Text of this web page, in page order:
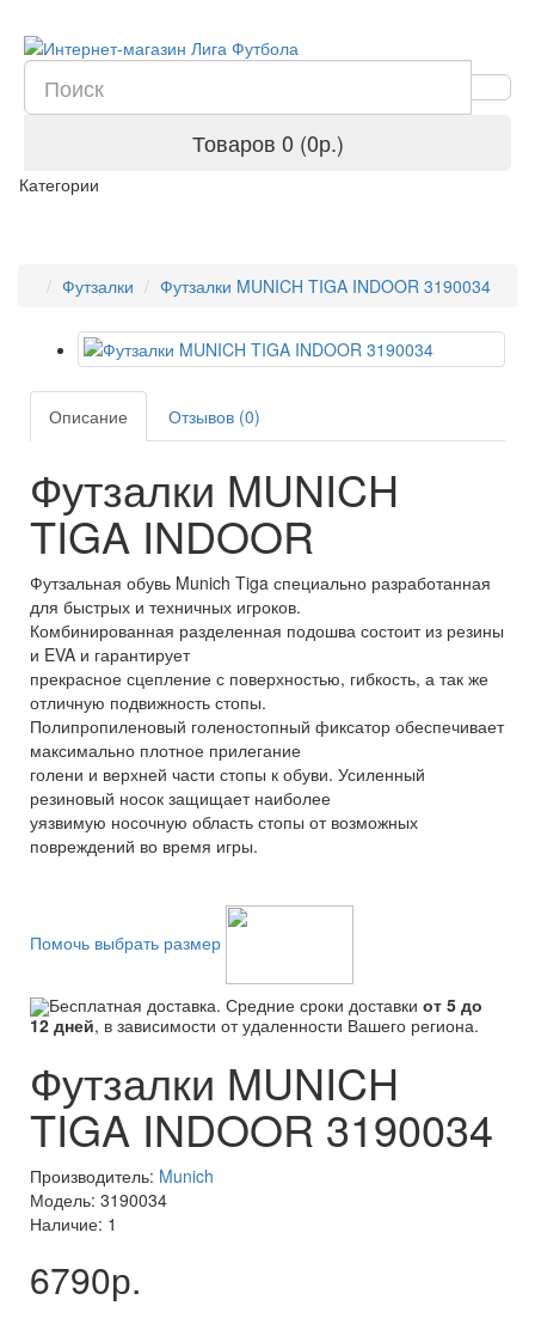
Товаров 0 (0р.)
Категории
Футзалки Футзалки MUNICH TIGA INDOOR 3190034
Описание Отзывов (0)
Футзалки MUNICH
TIGA INDOOR
Футзальная обувь Munich Tiga специально разработанная
для быстрых и техничных игроков.
Комбинированная разделенная подошва состоит из резины
и EVA и гарантирует
прекрасное сцепление с поверхностью, гибкость, а так же
отличную подвижность стопы.
Полипропиленовый голеностопный фиксатор обеспечивает
максимально плотное прилегание
голени и верхней части стопы к обуви. Усиленный
резиновый носок защищает наиболее
уязвимую носочную область стопы от возможных
повреждений во время игры.
Помочь выбрать размер
Бесплатная доставка. Средние сроки доставки от 5 до
12 дней, в зависимости от удаленности Вашего региона.
Футзалки MUNICH
TIGA INDOOR 3190034
Производитель: Munich
Модель: 3190034
Наличие: 1
6790р.